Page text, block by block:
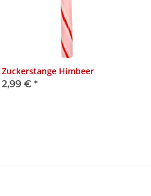
Zuckerstange Himbeer
2,99 € *